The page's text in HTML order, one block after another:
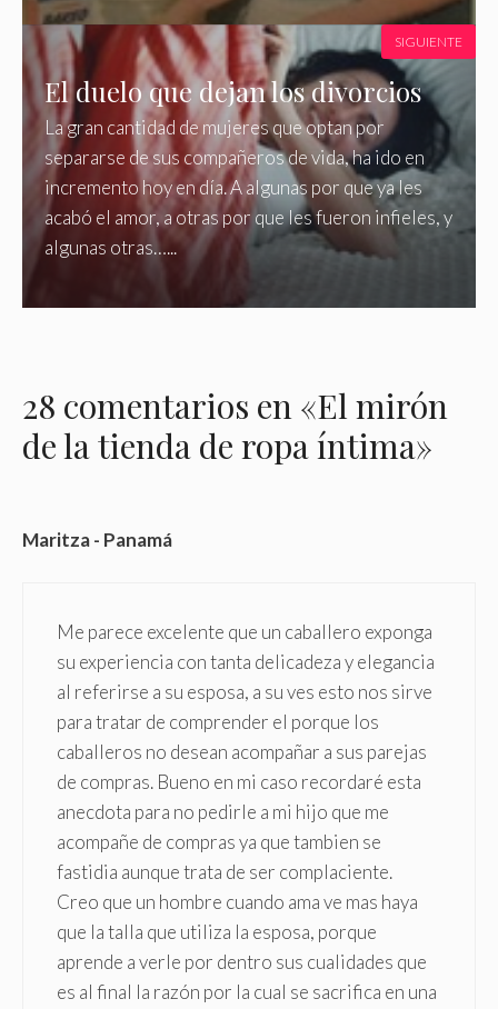
El duelo que dejan los divorcios
La gran cantidad de mujeres que optan por
separarse de sus compañeros de vida, ha ido en
incremento hoy en día. A algunas por que ya les
acabó el amor, a otras por que les fueron infieles, y
algunas otras…...
SIGUIENTE
28 comentarios en «El mirón
de la tienda de ropa íntima»
Maritza - Panamá
Me parece excelente que un caballero exponga
su experiencia con tanta delicadeza y elegancia
al referirse a su esposa, a su ves esto nos sirve
para tratar de comprender el porque los
caballeros no desean acompañar a sus parejas
de compras. Bueno en mi caso recordaré esta
anecdota para no pedirle a mi hijo que me
acompañe de compras ya que tambien se
fastidia aunque trata de ser complaciente.
Creo que un hombre cuando ama ve mas haya
que la talla que utiliza la esposa, porque
aprende a verle por dentro sus cualidades que
es al final la razón por la cual se sacrifica en una